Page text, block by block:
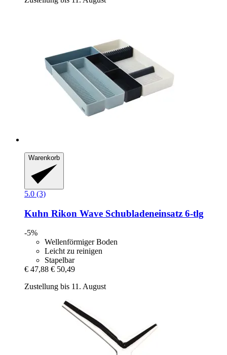
Warenkorb
5.0 (3)
Kuhn Rikon Wave Schubladeneinsatz 6-​tlg
-5%
Wellenförmiger Boden
Leicht zu reinigen
Stapelbar
€ 47,88 € 50,49
Zustellung bis 11. August